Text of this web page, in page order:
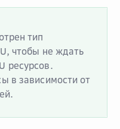
тип
чтобы не ждать
ресурсов.
в зависимости от